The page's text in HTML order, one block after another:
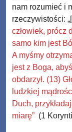
nam rozumieć i
rzeczywistości:
człowiek, prócz
samo kim jest
A myśmy
jest z Boga,
obdarzył. (13)
ludzkiej
Duch,
miarę” (1